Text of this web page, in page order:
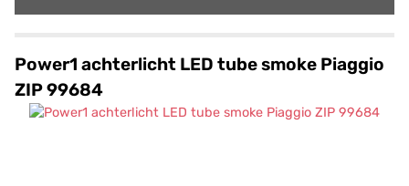
Power1 achterlicht LED tube smoke Piaggio
ZIP 99684